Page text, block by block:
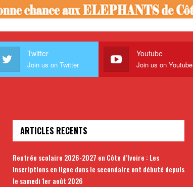
Twitter
Join us on Twitter
Youtube
Join us on Youtube
ARTICLES RECENTS
Rentrée scolaire 2026-2027 en Côte d’Ivoire : Les
inscriptions en ligne dans le secondaire ont débuté depuis
le samedi 1er août 2026